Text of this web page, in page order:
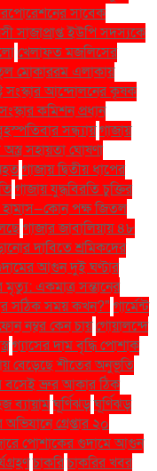
সাবেক
সাজাপ্রাপ্ত ইউপি সদস্যকে
খেলাফত মজলিসের
মোকাররম এলাকায়
সংস্কার আন্দোলনের কৃষক
কমিশন প্রধান
সন্ধ্যায়গাজায়
সহায়তা ঘোষণা
গাজায় দ্বিতীয় ধাপের
গাজায় যুদ্ধবিরতি চুক্তির
হামাস—কোন পক্ষ জিতল
গাজার জাবালিয়ায় ৪৮
দাবিতে শ্রমিকদের
আগুন দুই ঘণ্টার
মৃত্যু: একমাত্র সন্তানের
সঠিক সময় কখন?" গার্মেন্ট
নম্বর কেন চায়গোয়ালন্দে
গ্যাসের দাম বৃদ্ধি পোশাক
বেড়েছে শীতের অনুভূতি
বসেই ভ্রুর আকার ঠিক
ব্যায়ামঘূর্ণিঝড়ঘূর্ণিঝড়
গ্রেপ্তার ২০
পোশাকের গুদামে আগুন
চাকরিচাকরির খবর